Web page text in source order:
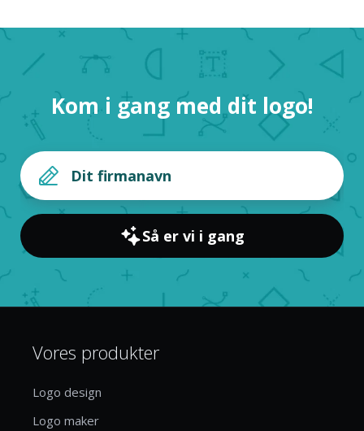
Kom i gang med dit logo!
Så er vi i gang
Vores produkter
Logo design
Logo maker